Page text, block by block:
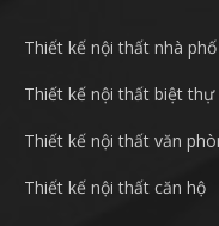
Thiết kế nội thất nhà phố
Thiết kế nội thất biệt thự
Thiết kế nội thất văn
Thiết kế nội thất căn hộ